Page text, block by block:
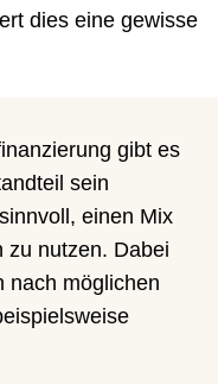
dies eine gewisse
gibt es
sein
einen Mix
zu nutzen. Dabei
nach möglichen